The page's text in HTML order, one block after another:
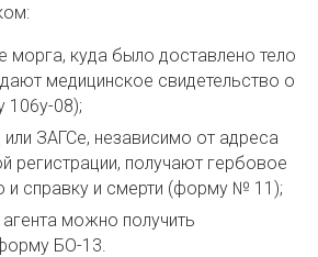
морга, куда было доставлено тело
медицинское свидетельство о
106у-08);
ЗАГСе, независимо от адреса
регистрации, получают гербовое
и справку и смерти (форму № 11);
можно получить
БО-13.